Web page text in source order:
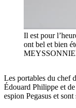
Il est pour
ont bel et bien
Les portables du chef
Édouard Philippe et
espion Pegasus et